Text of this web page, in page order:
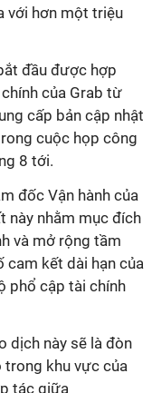
với hơn một triệu
đầu được hợp
của Grab từ
cấp bản cập nhật
cuộc họp công
8 tới.
đốc Vận hành của
này nhằm mục đích
và mở rộng tầm
cam kết dài hạn của
phổ cập tài chính
dịch này sẽ là đòn
trong khu vực của
tác giữa